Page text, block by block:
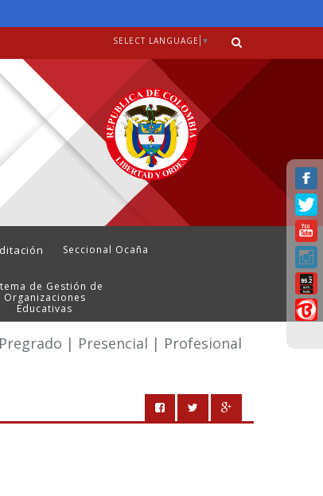
SELECT LANGUAGE ▼
Seccional Ocaña
de Gestión de
Organizaciones
Educativas
Pregrado | Presencial | Profesional